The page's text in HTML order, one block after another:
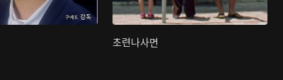
초련나사면